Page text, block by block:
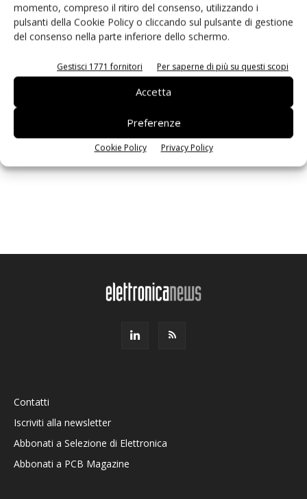
momento, compreso il ritiro del consenso, utilizzando i
pulsanti della Cookie Policy o cliccando sul pulsante di gestione
del consenso nella parte inferiore dello schermo.
Gestisci 1771 fornitori Per saperne di più su questi scopi
Accetta
Preferenze
Cookie Policy Privacy Policy
Edicola web
ISCRIVITI ALLA NEWSLETTER
Contatti
Iscriviti alla newsletter
Abbonati a Selezione di Elettronica
Abbonati a PCB Magazine